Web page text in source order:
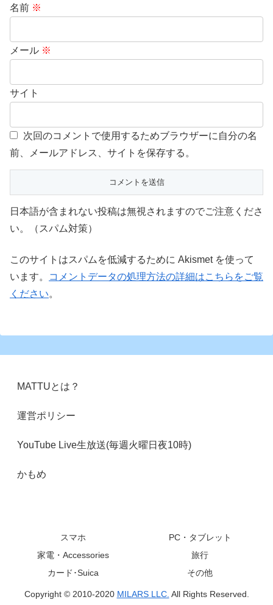
名前 ※
メール ※
サイト
次回のコメントで使用するためブラウザーに自分の名
前、メールアドレス、サイトを保存する。
日本語が含まれない投稿は無視されますのでご注意くださ
い。（スパム対策）
このサイトはスパムを低減するために Akismet を使って
います。
コメントデータの処理方法の詳細はこちらをご覧
ください。
MATTUとは？
運営ポリシー
YouTube Live生放送(毎週火曜日夜10時)
かもめ
スマホ
PC・タブレット
家電・Accessories
旅行
カード･Suica
その他
Copyright © 2010-2020 MILARS LLC. All Rights Reserved.